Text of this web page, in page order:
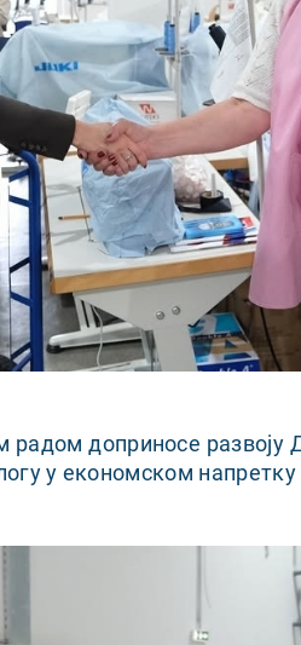
радом доприносе развоју
у економском